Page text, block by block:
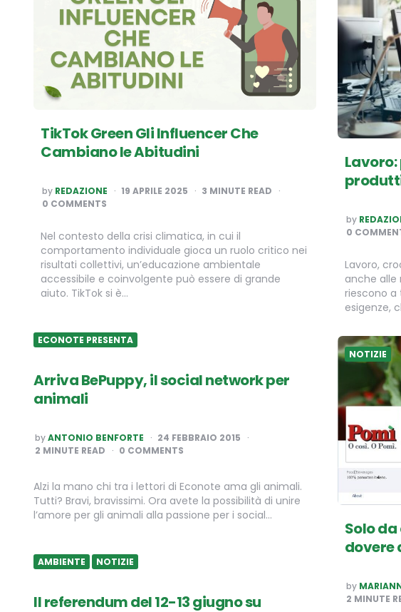
TikTok Green Gli Influencer Che
Cambiano le Abitudini
POSTED
BY
by REDAZIONE 19 APRILE 2025 3 MINUTE READ
0 COMMENTS
Nel contesto della crisi climatica, in cui il
comportamento individuale gioca un ruolo critico nei
risultati collettivi, un’educazione ambientale
accessibile e coinvolgente può essere di grande
aiuto. TikTok si è…
POSTED
BY
by
0
Lavoro,
anche alle
riescono a
esigenze,
ECONOTE PRESENTA
Arriva BePuppy, il social network per
animali
POSTED
BY
byANTONIO BENFORTE
24 FEBBRAIO 2015
2 MINUTE READ 0 COMMENTS
Alzi la mano chi tra i lettori di Econote ama gli animali.
Tutti? Bravi, bravissimi. Ora avete la possibilità di unire
l’amore per gli animali alla passione per i social…
NOTIZIE
Solo
dovere
POSTED
BY
by
2 MINUTE
AMBIENTE NOTIZIE
Il referendum del 12-13 giugno su